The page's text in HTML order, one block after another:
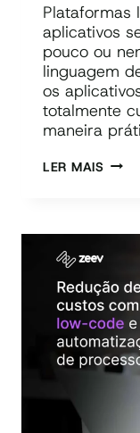
Plataformas
aplicativos
pouco ou
linguagem
os
totalmente
maneira
LER MAIS5
VÃO
SUA